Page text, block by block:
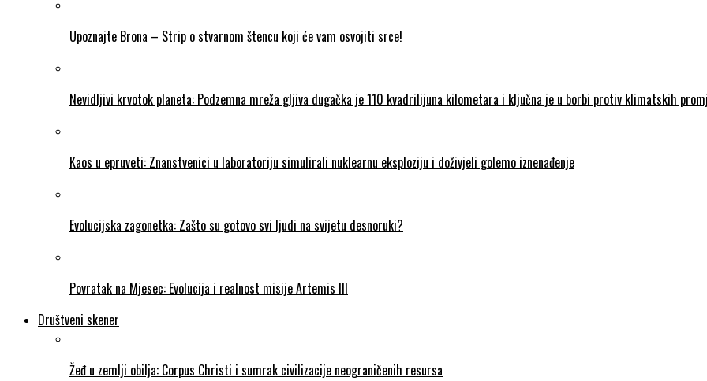
Upoznajte Brona – Strip o stvarnom štencu koji će vam osvojiti srce!
Nevidljivi krvotok planeta: Podzemna mreža gljiva dugačka je 110 kvadrilijuna kilometara i ključna je u borbi protiv klimatskih
Kaos u epruveti: Znanstvenici u laboratoriju simulirali nuklearnu eksploziju i doživjeli golemo iznenađenje
Evolucijska zagonetka: Zašto su gotovo svi ljudi na svijetu desnoruki?
Povratak na Mjesec: Evolucija i realnost misije Artemis III
Društveni skener
Žeđ u zemlji obilja: Corpus Christi i sumrak civilizacije neograničenih resursa